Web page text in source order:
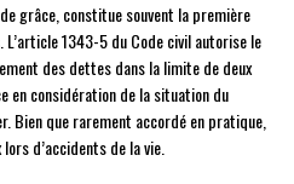
grâce, constitue souvent la première
1343-5 du Code civil autorise le
des dettes dans la limite de deux
en considération de la situation du
Bien que rarement accordé en pratique,
d’accidents de la vie.